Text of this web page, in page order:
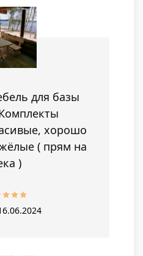
для базы
хорошо
( прям на
)